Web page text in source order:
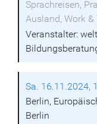
Sprachreisen,
Ausland, Work
Veranstalter:
Sa. 16.11.2024,
Berlin,
Berlin